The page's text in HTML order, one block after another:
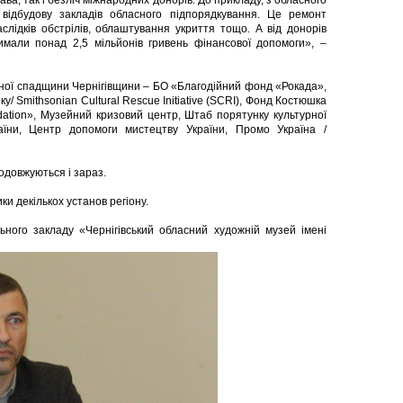
закладів обласного підпорядкування. Це ремонт
обстрілів, облаштування укриття тощо. А від донорів
понад 2,5 мільйонів гривень фінансової допомоги», –
спадщини Чернігівщини – БО «Благодійний фонд «Рокада»,
Smithsonian Cultural Rescue Initiative (SCRI), Фонд Костюшка
Музейний кризовий центр, Штаб порятунку культурної
Центр допомоги мистецтву України, Промо Україна /
і зараз.
декількох установ регіону.
закладу «Чернігівський обласний художній музей імені